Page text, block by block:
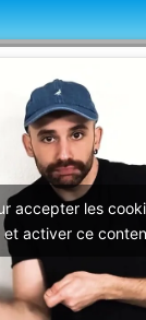
accepter les
et activer ce